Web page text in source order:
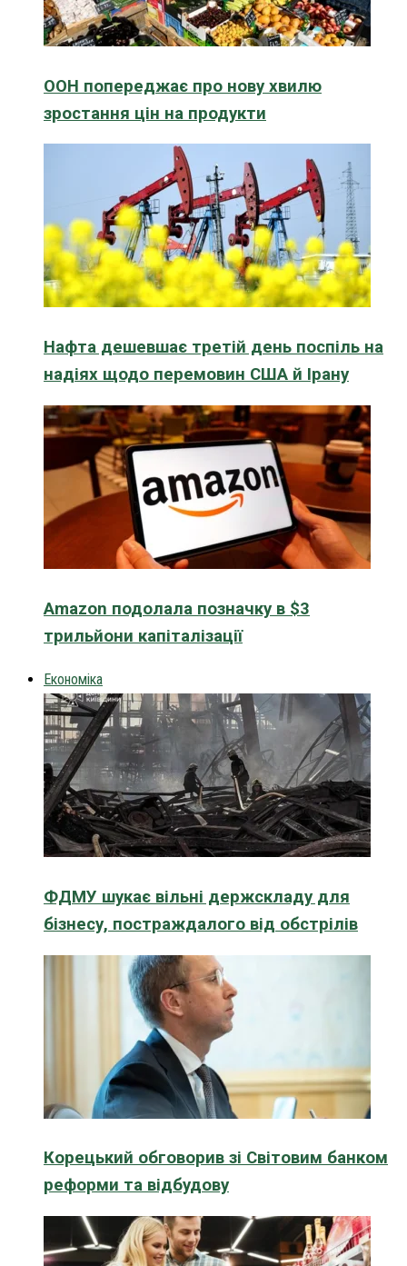
ООН попереджає про нову хвилю
зростання цін на продукти
Нафта дешевшає третій день поспіль на
надіях щодо перемовин США й Ірану
Amazon подолала позначку в $3
трильйони капіталізації
Економіка
ФДМУ шукає вільні держскладу для
бізнесу, постраждалого від обстрілів
Корецький обговорив зі Світовим банком
реформи та відбудову